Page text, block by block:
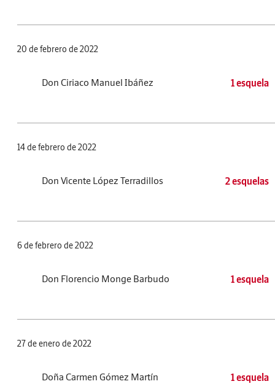
20 de febrero de 2022
Don Ciriaco Manuel Ibáñez 1 esquela
14 de febrero de 2022
Don Vicente López Terradillos 2 esquelas
6 de febrero de 2022
Don Florencio Monge Barbudo 1 esquela
27 de enero de 2022
Doña Carmen Gómez Martín 1 esquela